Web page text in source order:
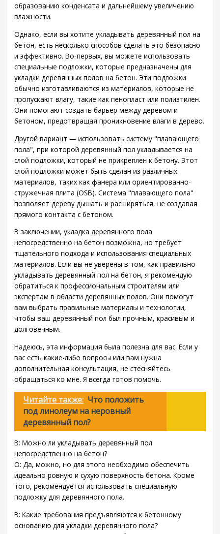
образованию конденсата и дальнейшему увеличению
влажности.
Однако, если вы хотите укладывать деревянный пол на
бетон, есть несколько способов сделать это безопасно
и эффективно. Во-первых, вы можете использовать
специальные подложки, которые предназначены для
укладки деревянных полов на бетон. Эти подложки
обычно изготавливаются из материалов, которые не
пропускают влагу, такие как пенопласт или полиэтилен.
Они помогают создать барьер между деревом и
бетоном, предотвращая проникновение влаги в дерево.
Другой вариант — использовать систему "плавающего
пола", при которой деревянный пол укладывается на
слой подложки, который не прикреплен к бетону. Этот
слой подложки может быть сделан из различных
материалов, таких как фанера или ориентированно-
стружечная плита (OSB). Система "плавающего пола"
позволяет дереву дышать и расширяться, не создавая
прямого контакта с бетоном.
В заключении, укладка деревянного пола
непосредственно на бетон возможна, но требует
тщательного подхода и использования специальных
материалов. Если вы не уверены в том, как правильно
укладывать деревянный пол на бетон, я рекомендую
обратиться к профессиональным строителям или
экспертам в области деревянных полов. Они помогут
вам выбрать правильные материалы и технологии,
чтобы ваш деревянный пол был прочным, красивым и
долговечным.
Надеюсь, эта информация была полезна для вас. Если у
вас есть какие-либо вопросы или вам нужна
дополнительная консультация, не стесняйтесь
обращаться ко мне. Я всегда готов помочь.
Читайте также: Что положить
под линолеум на неровный
деревянный пол?
В: Можно ли укладывать деревянный пол
непосредственно на бетон?
О: Да, можно, но для этого необходимо обеспечить
идеально ровную и сухую поверхность бетона. Кроме
того, рекомендуется использовать специальную
подложку для деревянного пола.
В: Какие требования предъявляются к бетонному
основанию для укладки деревянного пола?